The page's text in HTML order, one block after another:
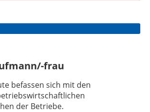
frau
befassen sich mit den
der Betriebe.